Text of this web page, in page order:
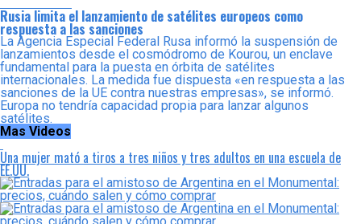
Rusia limita el lanzamiento de satélites europeos como
respuesta a las sanciones
La Agencia Especial Federal Rusa informó la suspensión de
lanzamientos desde el cosmódromo de Kourou, un enclave
fundamental para la puesta en órbita de satélites
internacionales. La medida fue dispuesta «en respuesta a las
sanciones de la UE contra nuestras empresas», se informó.
Europa no tendría capacidad propia para lanzar algunos
satélites.
Mas Videos
Una mujer mató a tiros a tres niños y tres adultos en una escuela de
EE.UU.